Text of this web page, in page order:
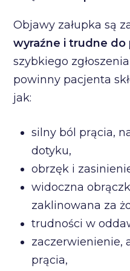
Objawy załupka są
wyraźne i trudne do
szybkiego
powinny pacjenta
jak:
silny ból prącia,
dotyku,
obrzęk i
widoczna
zaklinowana za
trudności w
zaczerwienienie,
prącia,